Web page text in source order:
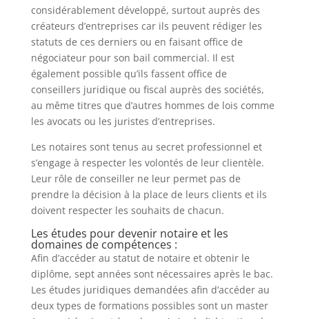
considérablement développé, surtout auprès des
créateurs d’entreprises car ils peuvent rédiger les
statuts de ces derniers ou en faisant office de
négociateur pour son bail commercial. Il est
également possible qu’ils fassent office de
conseillers juridique ou fiscal auprès des sociétés,
au même titres que d’autres hommes de lois comme
les avocats ou les juristes d’entreprises.
Les notaires sont tenus au secret professionnel et
s’engage à respecter les volontés de leur clientèle.
Leur rôle de conseiller ne leur permet pas de
prendre la décision à la place de leurs clients et ils
doivent respecter les souhaits de chacun.
Les études pour devenir notaire et les
domaines de compétences :
Afin d’accéder au statut de notaire et obtenir le
diplôme, sept années sont nécessaires après le bac.
Les études juridiques demandées afin d’accéder au
deux types de formations possibles sont un master